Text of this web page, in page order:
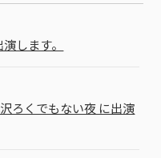
します。
ろくでもない夜 に出演